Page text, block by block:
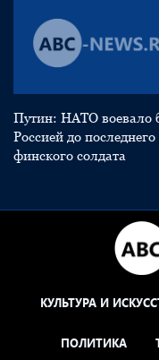
Путин: НАТО воевало
Россией до последнего
финского солдата
КУЛЬТУРА И
ПОЛИТИКА